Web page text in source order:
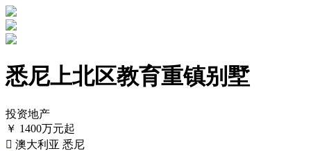
悉尼上北区教育重镇别墅
投资地产
￥ 1400万元起
 澳大利亚 悉尼